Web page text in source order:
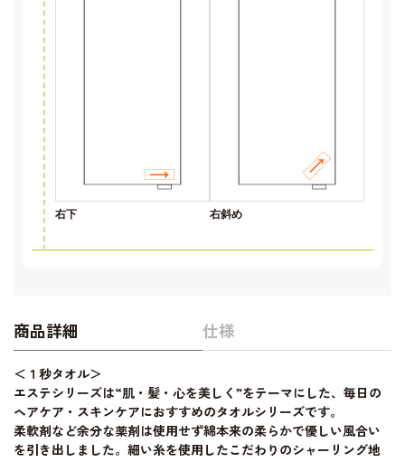
右下 右斜め
商品詳細 仕様
＜１秒タオル＞
エステシリーズは“肌・髪・心を美しく”をテーマにした、毎日の
ヘアケア・スキンケアにおすすめのタオルシリーズです。
柔軟剤など余分な薬剤は使用せず綿本来の柔らかで優しい風合い
を引き出しました。細い糸を使用したこだわりのシャーリング地